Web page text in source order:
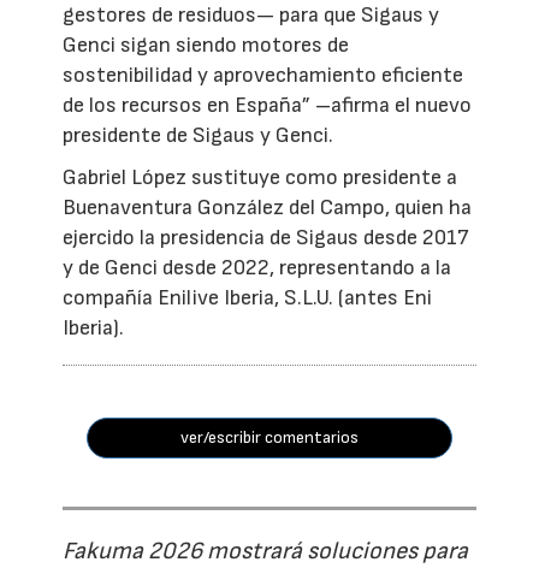
gestores de residuos— para que Sigaus y
Genci sigan siendo motores de
sostenibilidad y aprovechamiento eficiente
de los recursos en España” –afirma el nuevo
presidente de Sigaus y Genci.
Gabriel López sustituye como presidente a
Buenaventura González del Campo, quien ha
ejercido la presidencia de Sigaus desde 2017
y de Genci desde 2022, representando a la
compañía Enilive Iberia, S.L.U. (antes Eni
Iberia).
ver/escribir comentarios
Fakuma 2026 mostrará soluciones para